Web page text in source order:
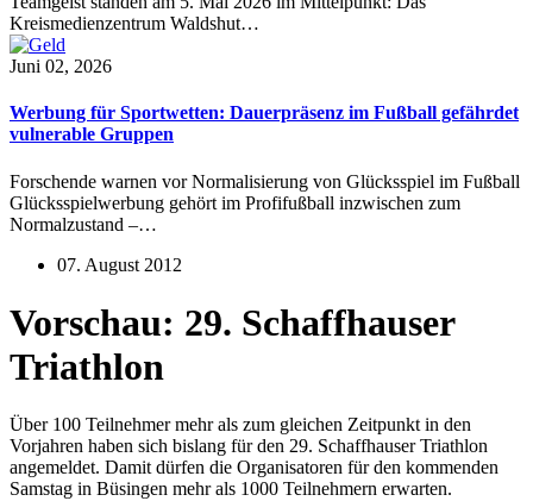
Kreismedienzentrum Waldshut…
Juni 02, 2026
Werbung für Sportwetten: Dauerpräsenz im Fußball gefährdet
vulnerable Gruppen
Forschende warnen vor Normalisierung von Glücksspiel im Fußball
Glücksspielwerbung gehört im Profifußball inzwischen zum
Normalzustand –…
07. August 2012
Vorschau: 29. Schaffhauser
Triathlon
Über 100 Teilnehmer mehr als zum gleichen Zeitpunkt in den
Vorjahren haben sich bislang für den 29. Schaffhauser Triathlon
angemeldet. Damit dürfen die Organisatoren für den kommenden
Samstag in Büsingen mehr als 1000 Teilnehmern erwarten.